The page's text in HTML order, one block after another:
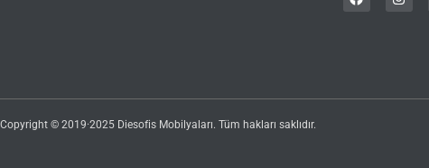
Copyright © 2019·2025 Diesofis Mobilyaları. Tüm hakları saklıdır.